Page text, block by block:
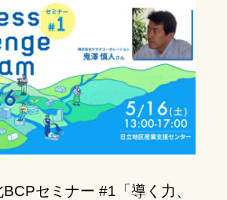
BCPセミナー #1「導く力、